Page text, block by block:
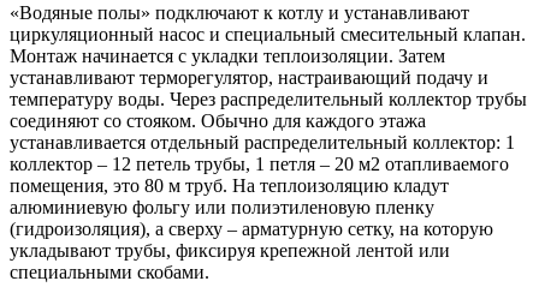
«Водяные полы» подключают к котлу и устанавливают
циркуляционный насос и специальный смесительный клапан.
Монтаж начинается с укладки теплоизоляции. Затем
устанавливают терморегулятор, настраивающий подачу и
температуру воды. Через распределительный коллектор трубы
соединяют со стояком. Обычно для каждого этажа
устанавливается отдельный распределительный коллектор: 1
коллектор – 12 петель трубы, 1 петля – 20 м2 отапливаемого
помещения, это 80 м труб. На теплоизоляцию кладут
алюминиевую фольгу или полиэтиленовую пленку
(гидроизоляция), а сверху – арматурную сетку, на которую
укладывают трубы, фиксируя крепежной лентой или
специальными скобами.